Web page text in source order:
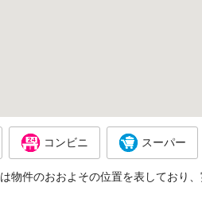
コンビニ スーパー
物件のおおよその位置を表しており